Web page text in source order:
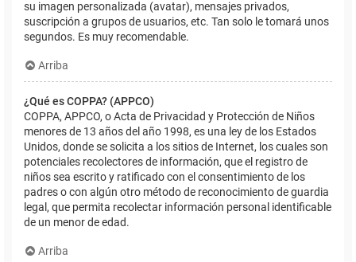
su imagen personalizada (avatar), mensajes privados,
suscripción a grupos de usuarios, etc. Tan solo le tomará unos
segundos. Es muy recomendable.
Arriba
¿Qué es COPPA? (APPCO)
COPPA, APPCO, o Acta de Privacidad y Protección de Niños
menores de 13 años del año 1998, es una ley de los Estados
Unidos, donde se solicita a los sitios de Internet, los cuales son
potenciales recolectores de información, que el registro de
niños sea escrito y ratificado con el consentimiento de los
padres o con algún otro método de reconocimiento de guardia
legal, que permita recolectar información personal identificable
de un menor de edad.
Arriba